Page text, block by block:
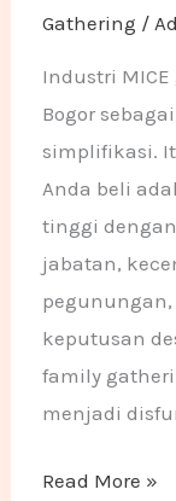
Gathering /
Industri
Bogor
simplifikasi.
Anda beli
tinggi
jabatan,
keputusan
family
menjadi
Read More »